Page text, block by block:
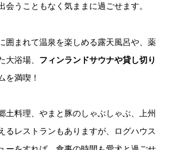
会うこともなく気ままに過ごせます。
囲まれて温泉を楽しめる露天風呂や、薬
大浴場、 フィンランドサウナや貸し切り
を満喫！
土料理、やまと豚のしゃぶしゃぶ、上州
るレストランもありますが、ログハウス